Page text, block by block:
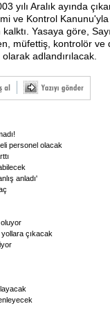
yılı Aralık ayında
ve Kontrol
Yasaya göre,
müfettiş, kontrolör ve
adlandırılacak.
personel olacak
anladı'
çıkacak